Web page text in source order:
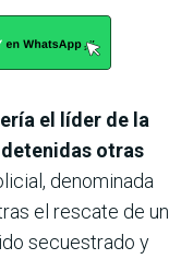
el líder de la
otras
denominada
el rescate de un
secuestrado y